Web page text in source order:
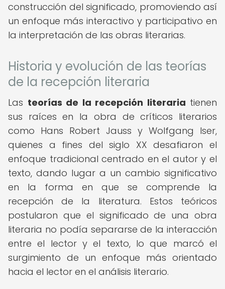
construcción del significado, promoviendo así
un enfoque más interactivo y participativo en
la interpretación de las obras literarias.
Historia y evolución de las teorías
de la recepción literaria
Las teorías de la recepción literaria tienen
sus raíces en la obra de críticos literarios
como Hans Robert Jauss y Wolfgang Iser,
quienes a fines del siglo XX desafiaron el
enfoque tradicional centrado en el autor y el
texto, dando lugar a un cambio significativo
en la forma en que se comprende la
recepción de la literatura. Estos teóricos
postularon que el significado de una obra
literaria no podía separarse de la interacción
entre el lector y el texto, lo que marcó el
surgimiento de un enfoque más orientado
hacia el lector en el análisis literario.